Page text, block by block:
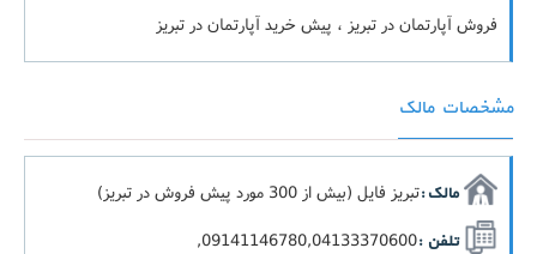
فروش آپارتمان در تبریز ، پیش خرید آپارتمان در تبریز
مشخصات مالک
مالک :تبریز فایل (بیش از 300 مورد پیش فروش در تبریز)
تلفن :09141146780,04133370600,